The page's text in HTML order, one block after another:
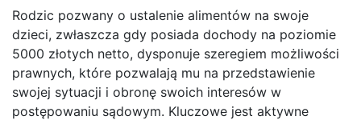
Rodzic pozwany o ustalenie alimentów na swoje
dzieci, zwłaszcza gdy posiada dochody na poziomie
5000 złotych netto, dysponuje szeregiem możliwości
prawnych, które pozwalają mu na przedstawienie
swojej sytuacji i obronę swoich interesów w
postępowaniu sądowym. Kluczowe jest aktywne